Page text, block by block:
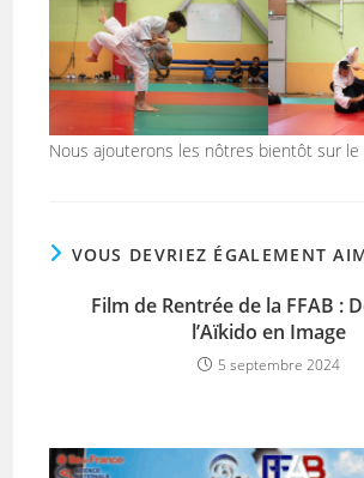
Nous ajouterons les nôtres bientôt sur le
VOUS DEVRIEZ ÉGALEMENT
Film de Rentrée de la FFAB :
l’Aïkido en Image
5 septembre 2024